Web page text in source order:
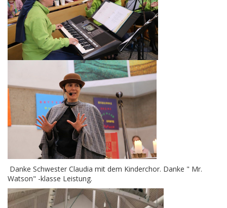
Danke Schwester Claudia mit dem Kinderchor. Danke " Mr.
Watson" -klasse Leistung.